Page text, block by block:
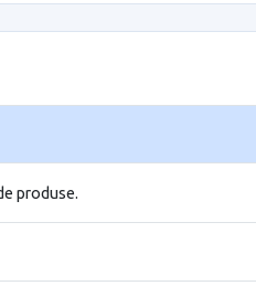
produse.